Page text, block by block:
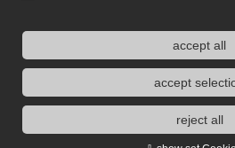
Website durchsuchen
accept all
accept
reject all